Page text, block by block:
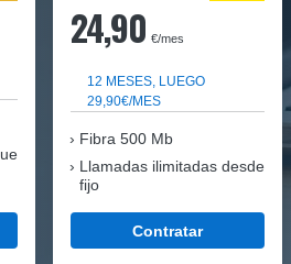
24,90 €/mes
12 MESES, LUEGO
29,90€/MES
Fibra 500 Mb
Llamadas ilimitadas desde
fijo
Contratar